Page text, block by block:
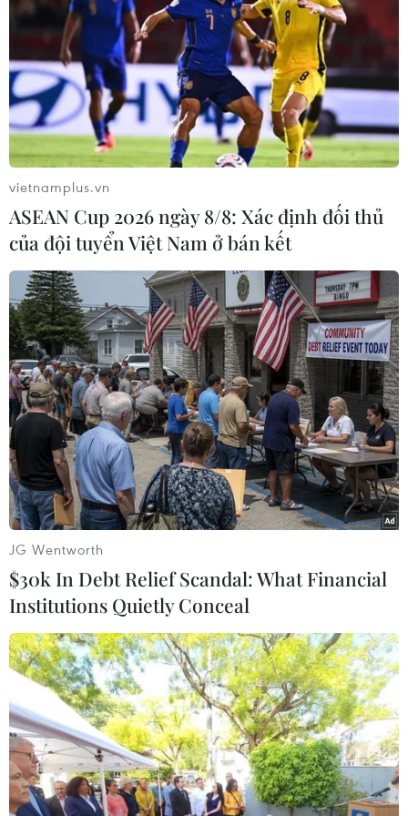
Cảnh sát Indonesia bắt một đối tượng bị
cáo buộc là thành viên IS
23/11/2016 15:07
Người phát ngôn cảnh sát quốc gia Indonesia Boy Rafly
Amar cho biết đối tượng trên bị bắt khi cảnh sát tiến
hành chiến dịch đột kích vào nơi ẩn náu của tên này tại
làng Girimulya.
Indonesia chặn đứng âm mưu tấn công
vietnamplus.vn
ASEAN Cup 2026 ngày 8/8: Xác định đối thủ
của đội tuyển Việt Nam ở bán kết
JG Wentworth
$30k In Debt Relief Scandal: What Financial
Institutions Quietly Conceal